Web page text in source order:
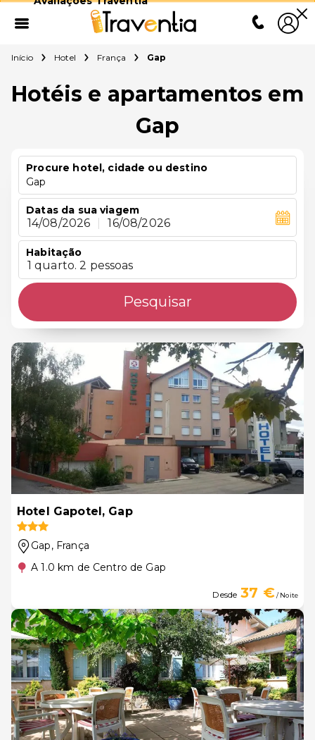
Início Hotel França Gap
Hotéis e apartamentos em
Gap
Procure hotel, cidade ou destino
Gap
Datas da sua viagem
14/08/2026 16/08/2026
Habitação
1 quarto. 2 pessoas
Pesquisar
Hotel Gapotel, Gap
Gap, França
A 1.0 km de Centro de Gap
Desde 37 €/ Noite